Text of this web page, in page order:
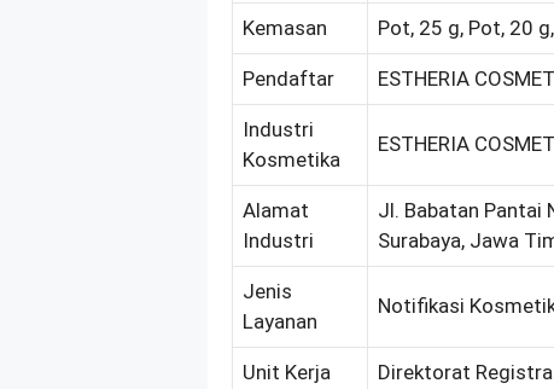
Kemasan Pot, 25 g, Pot, 20
Pendaftar ESTHERIA
Industri
Kosmetika
ESTHERIA
Alamat
Industri
Jl. Babatan Pantai
Surabaya, Jawa
Jenis
Layanan
Notifikasi
Unit Kerja
Direktorat